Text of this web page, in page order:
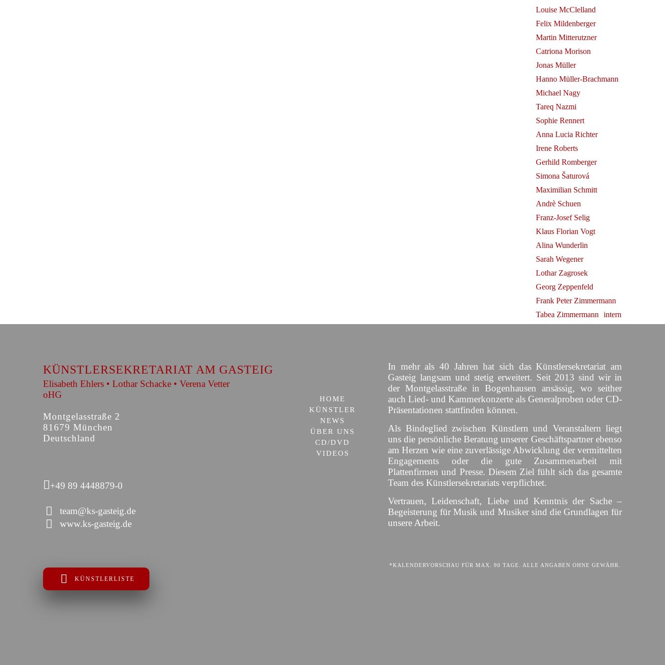
Louise McClelland
Felix Mildenberger
Martin Mitterutzner
Catriona Morison
Jonas Müller
Hanno Müller-Brachmann
Michael Nagy
Tareq Nazmi
Sophie Rennert
Anna Lucia Richter
Irene Roberts
Gerhild Romberger
Simona Šaturová
Maximilian Schmitt
Andrè Schuen
Franz-Josef Selig
Klaus Florian Vogt
Alina Wunderlin
Sarah Wegener
Lothar Zagrosek
Georg Zeppenfeld
Frank Peter Zimmermann
Tabea Zimmermann
intern
KÜNSTLERSEKRETARIAT AM GASTEIG
Elisabeth Ehlers • Lothar Schacke • Verena Vetter
oHG
Montgelasstraße 2
81679 München
Deutschland
+49 89 4448879-0
team@ks-gasteig.de
www.ks-gasteig.de
KÜNSTLERLISTE
HOME
KÜNSTLER
NEWS
ÜBER UNS
CD/DVD
VIDEOS
In mehr als 40 Jahren hat sich das Künstlersekretariat am
Gasteig langsam und stetig erweitert. Seit 2013 sind wir in
der Montgelasstraße in Bogenhausen ansässig, wo seither
auch Lied- und Kammerkonzerte als Generalproben oder CD-
Präsentationen stattfinden können.
Als Bindeglied zwischen Künstlern und Veranstaltern liegt
uns die persönliche Beratung unserer Geschäftspartner ebenso
am Herzen wie eine zuverlässige Abwicklung der vermittelten
Engagements oder die gute Zusammenarbeit mit
Plattenfirmen und Presse. Diesem Ziel fühlt sich das gesamte
Team des Künstlersekretariats verpflichtet.
Vertrauen, Leidenschaft, Liebe und Kenntnis der Sache –
Begeisterung für Musik und Musiker sind die Grundlagen für
unsere Arbeit.
*KALENDERVORSCHAU FÜR MAX. 90 TAGE. ALLE ANGABEN OHNE GEWÄHR.